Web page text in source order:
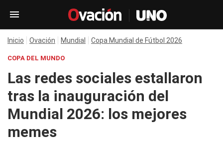
Inicio Ovación Mundial Copa Mundial de Fútbol 2026
COPA DEL MUNDO
Las redes sociales estallaron
tras la inauguración del
Mundial 2026: los mejores
memes